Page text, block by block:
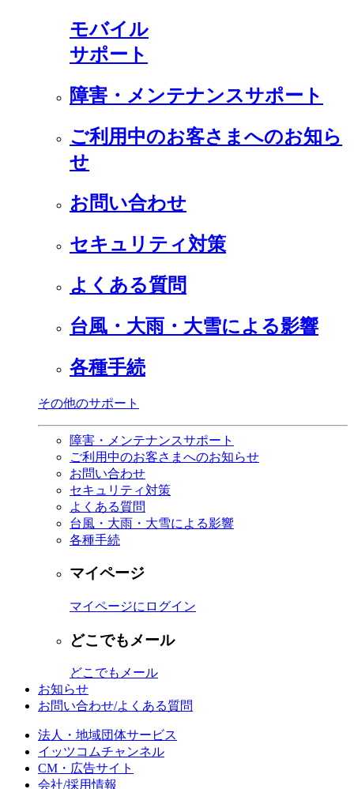
モバイル
サポート
障害・メンテナンスサポート
ご利用中のお客さまへのお知ら
せ
お問い合わせ
セキュリティ対策
よくある質問
台風・大雨・大雪による影響
各種手続
その他のサポート
障害・メンテナンスサポート
ご利用中のお客さまへのお知らせ
お問い合わせ
セキュリティ対策
よくある質問
台風・大雨・大雪による影響
各種手続
マイページ
マイページにログイン
どこでもメール
どこでもメール
お知らせ
お問い合わせ/よくある質問
法人・地域団体サービス
イッツコムチャンネル
CM・広告サイト
会社/採用情報